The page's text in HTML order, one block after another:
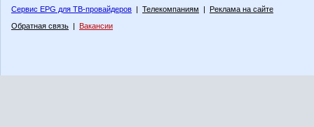
Сервис EPG для ТВ-провайдеров | Телекомпаниям | Реклама на сайте
Обратная связь | Вакансии